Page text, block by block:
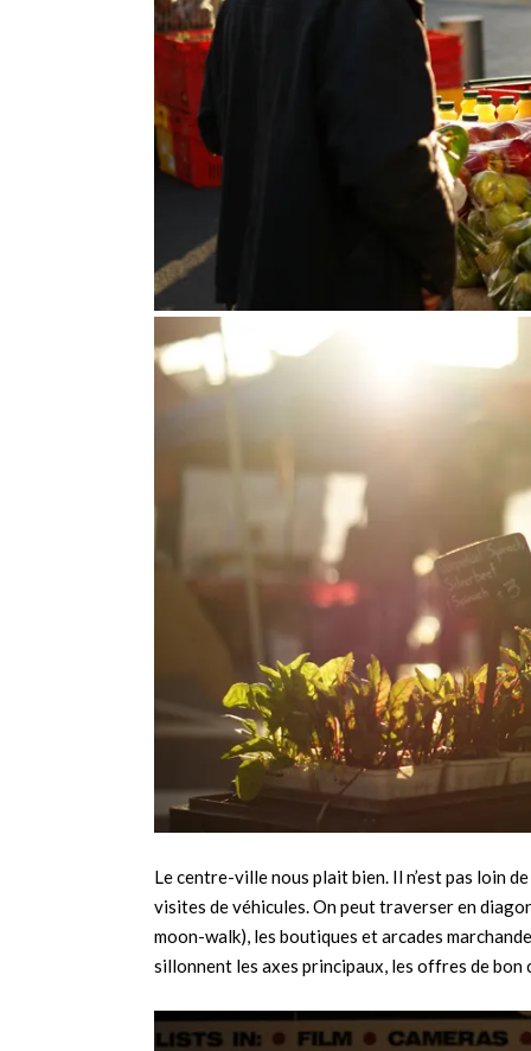
Le centre-ville nous plait bien. Il n’est pas loin
visites de véhicules. On peut traverser en
moon-walk), les boutiques et arcades
sillonnent les axes principaux, les offres de